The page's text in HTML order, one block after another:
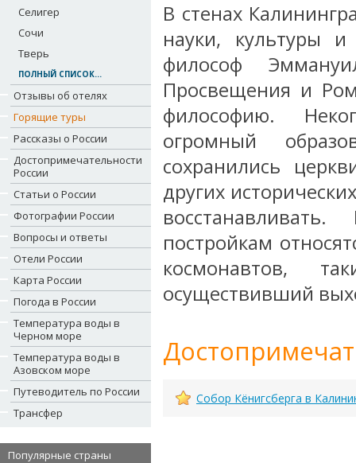
Селигер
Сочи
Тверь
ПОЛНЫЙ СПИСОК...
Отзывы об отелях
Горящие туры
Рассказы о России
Достопримечательности
России
Статьи о России
Фотографии России
Вопросы и ответы
Отели России
Карта России
Погода в России
Температура воды в
Черном море
Температура воды в
Азовском море
Путеводитель по России
Трансфер
Популярные страны
В стенах
науки, культуры и
философ
Просвещения и
философию.
огромный
сохранились
других
постройкам
космонавтов,
осуществивший
Собор Кёнигсберга в